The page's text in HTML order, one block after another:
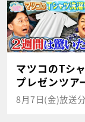
マツコのTシ
プレゼンツア
8月7日(金)放送分